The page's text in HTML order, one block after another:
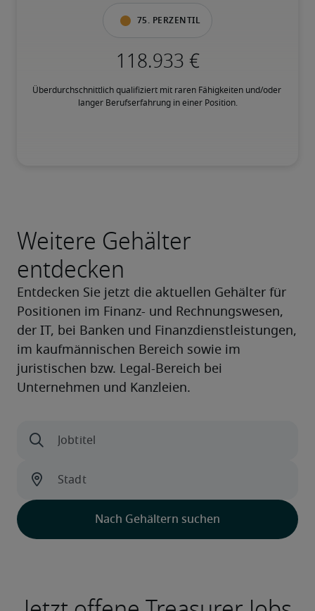
75. Perzentil
Überdurchschnittlich qualifiziert mit raren Fähigkeiten und/oder
langer Berufserfahrung in einer Position.
Weitere Gehälter
entdecken